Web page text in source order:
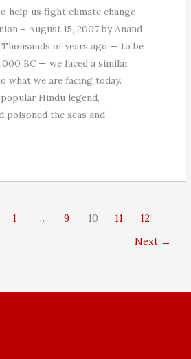
help us fight climate change
– August 15, 2007 by Anand
of years ago — to be
BC — we faced a similar
what we are facing today.
Hindu legend,
poisoned the seas and
1 … 9 10 11
12
Next →